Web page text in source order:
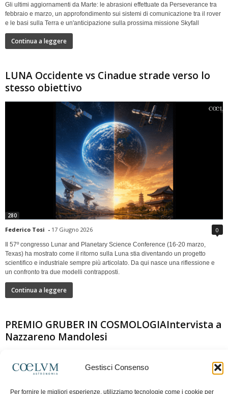
Gestisci Consenso
Per fornire le migliori esperienze, utilizziamo tecnologie come i cookie per
Gli ultimi aggiornamenti da Marte: le abrasioni effettuate da Perseverance tra
febbraio e marzo, un approfondimento sui sistemi di comunicazione tra il rover
e le basi sulla Terra e un'anticipazione sulla prossima missione Skyfall
Continua a leggere
LUNA Occidente vs Cinadue strade verso lo
stesso obiettivo
280
Federico Tosi - 17 Giugno 2026 0
Il 57º congresso Lunar and Planetary Science Conference (16-20 marzo,
Texas) ha mostrato come il ritorno sulla Luna stia diventando un progetto
scientifico e industriale sempre più articolato. Da qui nasce una riflessione e
un confronto tra due modelli contrapposti.
Continua a leggere
PREMIO GRUBER IN COSMOLOGIAIntervista a
Nazzareno Mandolesi